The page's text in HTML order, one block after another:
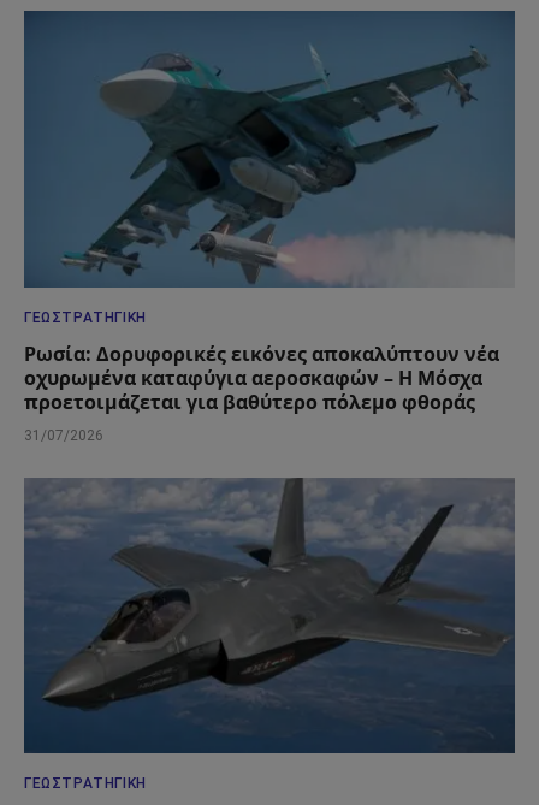
ΓΕΩΣΤΡΑΤΗΓΙΚΉ
Ρωσία: Δορυφορικές εικόνες αποκαλύπτουν νέα
οχυρωμένα καταφύγια αεροσκαφών – Η Μόσχα
προετοιμάζεται για βαθύτερο πόλεμο φθοράς
31/07/2026
ΓΕΩΣΤΡΑΤΗΓΙΚΉ